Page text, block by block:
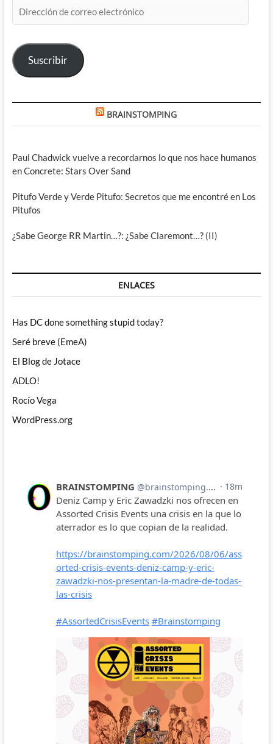
de
electrónico
Suscribir
BRAINSTOMPING
Paul Chadwick vuelve a recordarnos lo que nos hace humanos
en Concrete: Stars Over Sand
Pitufo Verde y Verde Pitufo: Secretos que me encontré en Los
Pitufos
¿Sabe George RR Martin…?: ¿Sabe Claremont…? (II)
ENLACES
Has DC done something stupid today?
Seré breve (EmeA)
El Blog de Jotace
ADLO!
Rocío Vega
WordPress.org